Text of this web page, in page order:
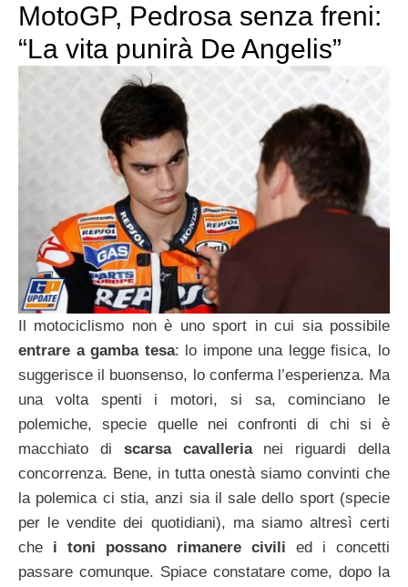
MotoGP, Pedrosa senza freni:
“La vita punirà De Angelis”
Il motociclismo non è uno sport in cui sia possibile
entrare a gamba tesa: lo impone una legge fisica, lo
suggerisce il buonsenso, lo conferma l’esperienza. Ma
una volta spenti i motori, si sa, cominciano le
polemiche, specie quelle nei confronti di chi si è
macchiato di scarsa cavallerianei riguardi della
concorrenza. Bene, in tutta onestà siamo convinti che
la polemica ci stia, anzi sia il sale dello sport (specie
per le vendite dei quotidiani), ma siamo altresì certi
che i toni possano rimanere civili ed i concetti
passare comunque. Spiace constatare come, dopo la